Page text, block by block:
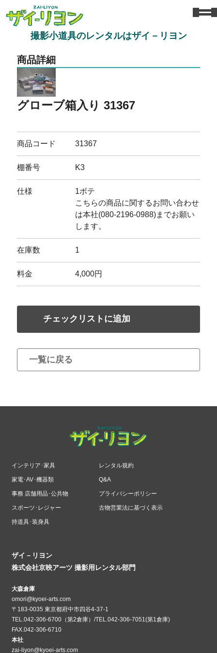
撮影小道具のレンタルはザイ－リヨン
商品詳細
グローブ箱入り 31367
商品コード 31367
棚番号 K3
仕様
1ボテ
こちらの商品に関するお問い合わせ
は本社(080-2196-0988)までお願い
します。
在庫数 1
料金 4,000円
チェックリストに追加
一覧に戻る
インテリア･家具
家電･AV･機器類
事務 店舗用品･公共物
スポーツ･レジャー
持道具･装身具
レンタル規約
Q&A
プライバシーポリシー
古物営業法に基づく表示
ザイ－リヨン
株式会社京映アーツ 撮影用レンタル部門
大森倉庫
omori@kyoei-arts.com
〒183-0035 東京都府中市四谷4-37-1
TEL.042-306-6700（第2倉庫）/TEL.042-306-7051(第1倉庫)
FAX.042-306-6710
本社
zai-liyon@kyoei-arts.com